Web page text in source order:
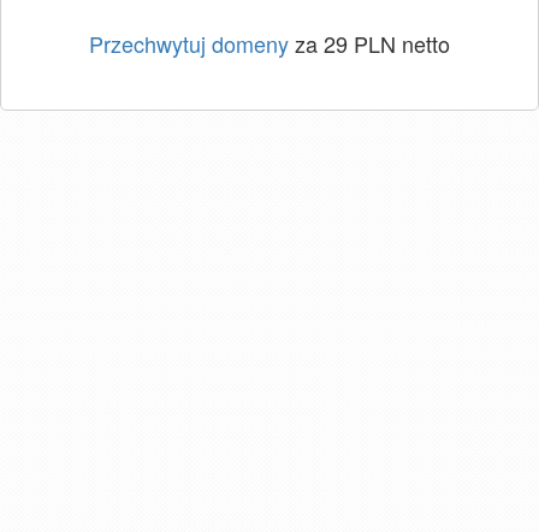
Przechwytuj domenyza 29 PLN netto